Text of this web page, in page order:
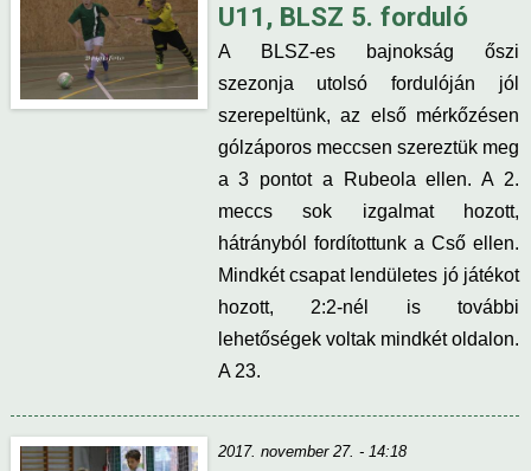
U11, BLSZ 5. forduló
A BLSZ-es bajnokság őszi
szezonja utolsó fordulóján jól
szerepeltünk, az első mérkőzésen
gólzáporos meccsen szereztük meg
a 3 pontot a Rubeola ellen. A 2.
meccs sok izgalmat hozott,
hátrányból fordítottunk a Cső ellen.
Mindkét csapat lendületes jó játékot
hozott, 2:2-nél is további
lehetőségek voltak mindkét oldalon.
A 23.
2017. november 27. - 14:18